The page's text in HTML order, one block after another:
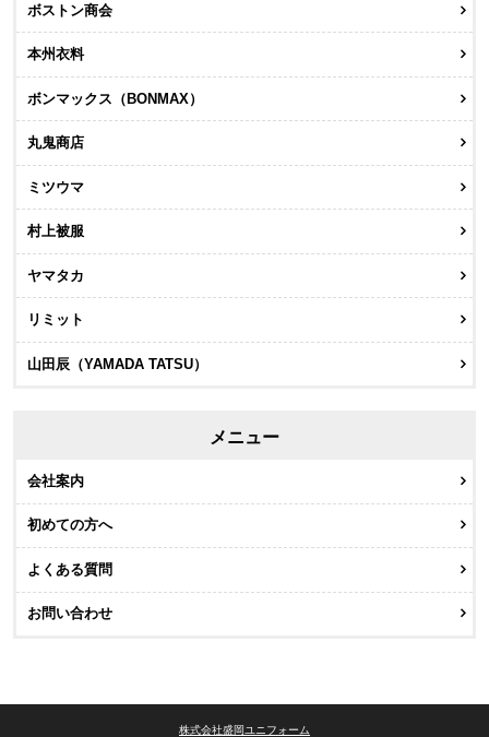
ボストン商会
本州衣料
ボンマックス（BONMAX）
丸鬼商店
ミツウマ
村上被服
ヤマタカ
リミット
山田辰（YAMADA TATSU）
メニュー
会社案内
初めての方へ
よくある質問
お問い合わせ
株式会社盛岡ユニフォーム